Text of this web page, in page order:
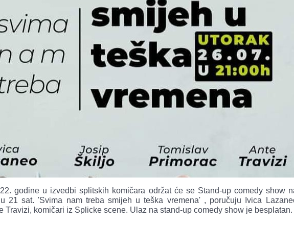
godine u izvedbi splitskih komičara održat će se Stand-up comedy show
21 sat. 'Svima nam treba smijeh u teška vremena' , poručuju Ivica
Travizi, komičari iz Splicke scene. Ulaz na stand-up comedy show je besplatan.